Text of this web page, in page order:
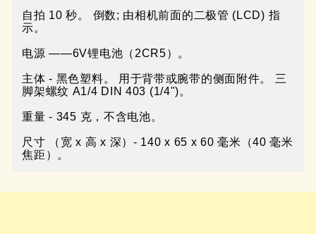
自拍 10 秒。 倒数; 由相机前面的二极管 (LCD) 指
示。
电源 ——6V锂电池（2CR5）。
主体 - 黑色塑料。 用于背带或腕带的侧面附件。 三
脚架螺纹 A1/4 DIN 403 (1/4")。
重量 - 345 克，不含电池。
尺寸 （宽 x 高 x 深）- 140 x 65 x 60 毫米（40 毫米
焦距）。